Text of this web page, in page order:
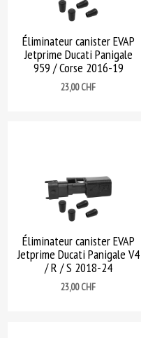
Éliminateur canister EVAP
Jetprime Ducati Panigale
959 / Corse 2016-19
Prix
23,00 CHF
Éliminateur canister EVAP
Jetprime Ducati Panigale V4
/ R / S 2018-24
Prix
23,00 CHF